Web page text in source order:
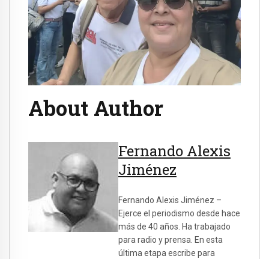
About Author
Fernando Alexis
Jiménez
Fernando Alexis Jiménez –
Ejerce el periodismo desde hace
más de 40 años. Ha trabajado
para radio y prensa. En esta
última etapa escribe para